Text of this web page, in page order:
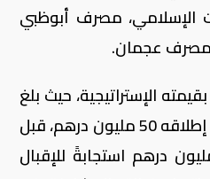
الإسلامي، مصرف أبوظبي
عجمان.
الإستراتيجية، حيث بلغ
الحجم المعلن للإصدار عند إطلاقه 50 مليون درهم، قبل
زيادته إلى 100 مليون درهم استجابةً للإقبال